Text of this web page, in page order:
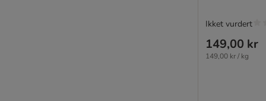
149,00 kr
149,00 kr / kg
Ikket vurdert